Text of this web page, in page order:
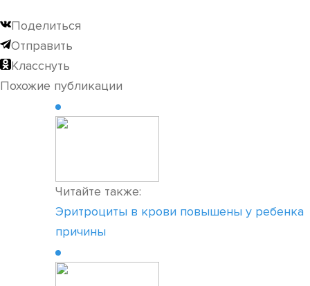
Поделиться
Отправить
Класснуть
Похожие публикации
Читайте также:
Эритроциты в крови повышены у ребенка
причины